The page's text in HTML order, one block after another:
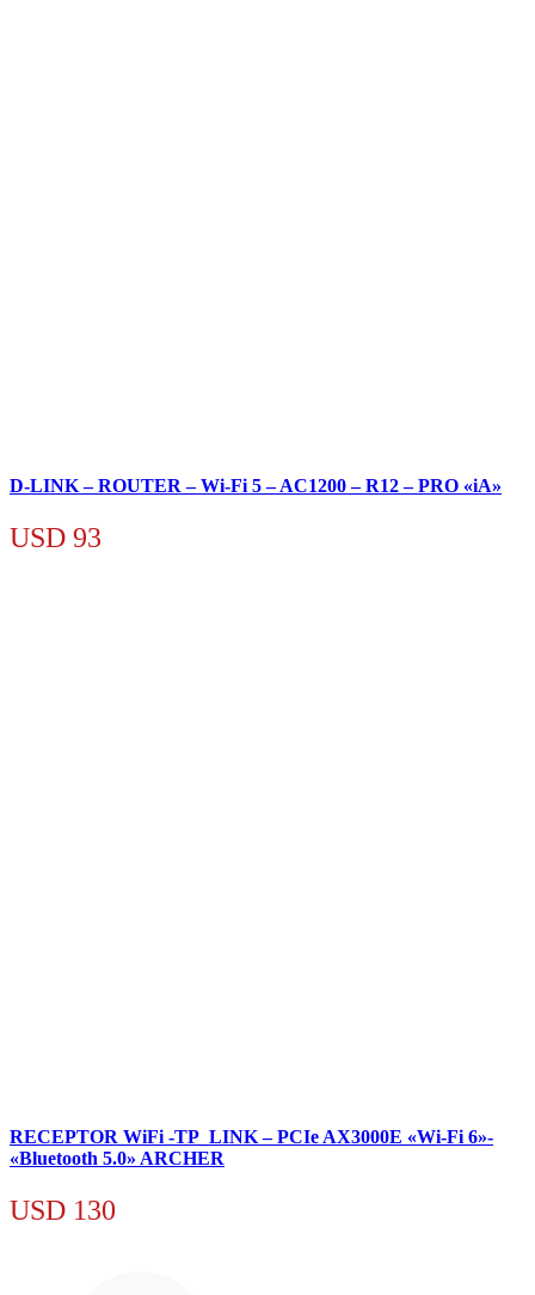
D-LINK – ROUTER – Wi-Fi 5 – AC1200 – R12 – PRO «iA»
USD 93
RECEPTOR WiFi -TP_LINK – PCIe AX3000E «Wi-Fi 6»-
«Bluetooth 5.0» ARCHER
USD 130